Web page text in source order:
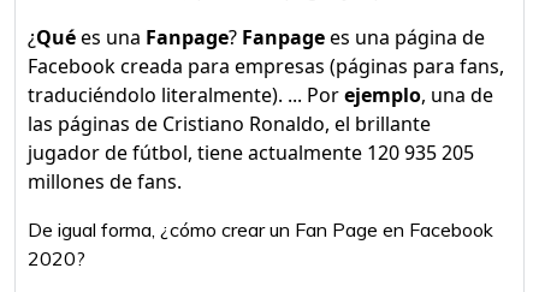
¿Quées una Fanpage? Fanpagees una página de
Facebook creada para empresas (páginas para fans,
traduciéndolo literalmente). ... Porejemplo, una de
las páginas de Cristiano Ronaldo, el brillante
jugador de fútbol, tiene actualmente 120 935 205
millones de fans.
De igual forma, ¿cómo crear un Fan Page en Facebook
2020?